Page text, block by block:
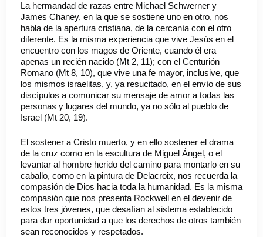
La hermandad de razas entre Michael Schwerner y
James Chaney, en la que se sostiene uno en otro, nos
habla de la apertura cristiana, de la cercanía con el otro
diferente. Es la misma experiencia que vive Jesús en el
encuentro con los magos de Oriente, cuando él era
apenas un recién nacido (Mt 2, 11); con el Centurión
Romano (Mt 8, 10), que vive una fe mayor, inclusive, que
los mismos israelitas, y, ya resucitado, en el envío de sus
discípulos a comunicar su mensaje de amor a todas las
personas y lugares del mundo, ya no sólo al pueblo de
Israel (Mt 20, 19).
El sostener a Cristo muerto, y en ello sostener el drama
de la cruz como en la escultura de Miguel Ángel, o el
levantar al hombre herido del camino para montarlo en su
caballo, como en la pintura de Delacroix, nos recuerda la
compasión de Dios hacia toda la humanidad. Es la misma
compasión que nos presenta Rockwell en el devenir de
estos tres jóvenes, que desafían al sistema establecido
para dar oportunidad a que los derechos de otros también
sean reconocidos y respetados.